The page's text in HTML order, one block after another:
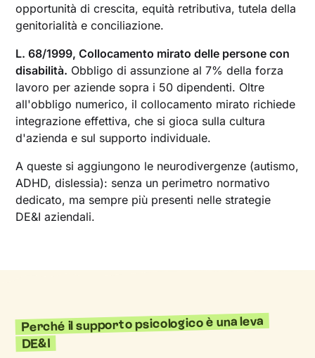
opportunità di crescita, equità retributiva, tutela della
genitorialità e conciliazione.
L. 68/1999, Collocamento mirato delle persone con
disabilità. Obbligo di assunzione al 7% della forza
lavoro per aziende sopra i 50 dipendenti. Oltre
all'obbligo numerico, il collocamento mirato richiede
integrazione effettiva, che si gioca sulla cultura
d'azienda e sul supporto individuale.
A queste si aggiungono le neurodivergenze (autismo,
ADHD, dislessia): senza un perimetro normativo
dedicato, ma sempre più presenti nelle strategie
DE&I aziendali.
Perché il supporto psicologico è una leva
DE&I